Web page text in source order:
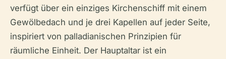
verfügt über ein einziges Kirchenschiff mit einem
Gewölbedach und je drei Kapellen auf jeder Seite,
inspiriert von palladianischen Prinzipien für
räumliche Einheit. Der Hauptaltar ist ein